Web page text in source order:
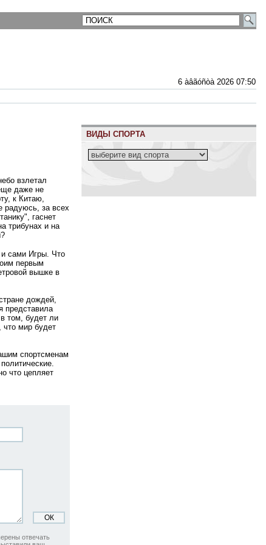
6 àâãóñòà 2026 07:50
взлетал
даже не
к Китаю,
радуюсь, за всех
гаснет
трибунах и на
и сами Игры. Что
первым
вышке в
дождей,
представила
том, будет ли
мир будет
спортсменам
что цепляет
отвечать
ВИДЫ СПОРТА